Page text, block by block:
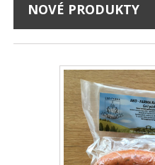
NOVÉ PRODUKTY